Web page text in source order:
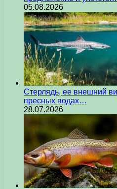
05.08.2026
Стерлядь, ее внешний
пресных водах…
28.07.2026